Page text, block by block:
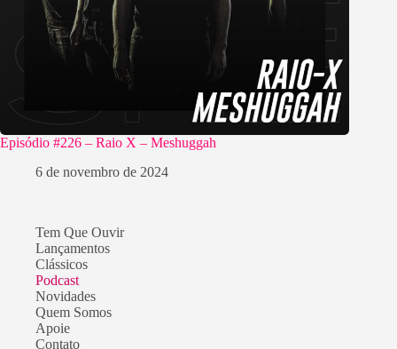
Episódio #226 – Raio X – Meshuggah
6 de novembro de 2024
Tem Que Ouvir
Lançamentos
Clássicos
Podcast
Novidades
Quem Somos
Apoie
Contato